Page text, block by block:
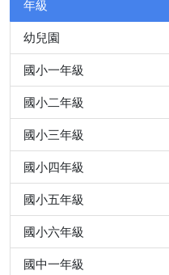
年級
幼兒園
國小一年級
國小二年級
國小三年級
國小四年級
國小五年級
國小六年級
國中一年級